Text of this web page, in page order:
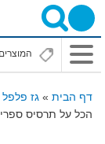
דף הבית גז פלפל
הכל על תרסיס